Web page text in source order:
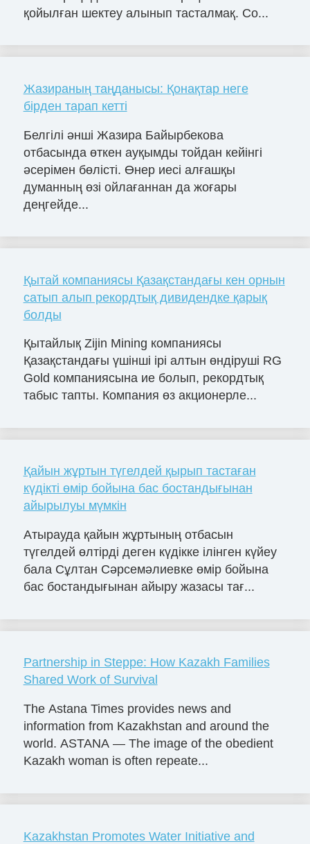
қойылған шектеу алынып тасталмақ. Со...
Жазираның таңданысы: Қонақтар неге
бірден тарап кетті
Белгілі әнші Жазира Байырбекова
отбасында өткен ауқымды тойдан кейінгі
әсерімен бөлісті. Өнер иесі алғашқы
думанның өзі ойлағаннан да жоғары
деңгейде...
Қытай компаниясы Қазақстандағы кен орнын
сатып алып рекордтық дивидендке қарық
болды
Қытайлық Zijin Mining компаниясы
Қазақстандағы үшінші ірі алтын өндіруші RG
Gold компаниясына ие болып, рекордтық
табыс тапты. Компания өз акционерле...
Қайын жұртын түгелдей қырып тастаған
күдікті өмір бойына бас бостандығынан
айырылуы мүмкін
Атырауда қайын жұртының отбасын
түгелдей өлтірді деген күдікке ілінген күйеу
бала Сұлтан Сәрсемәлиевке өмір бойына
бас бостандығынан айыру жазасы тағ...
Partnership in Steppe: How Kazakh Families
Shared Work of Survival
The Astana Times provides news and
information from Kazakhstan and around the
world. ASTANA — The image of the obedient
Kazakh woman is often repeate...
Kazakhstan Promotes Water Initiative and